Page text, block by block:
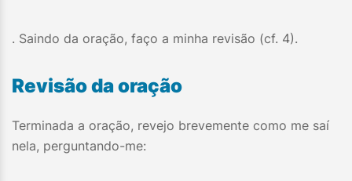
. Saindo da oração, faço a minha revisão (cf. 4).
Revisão da oração
Terminada a oração, revejo brevemente como me saí
nela, perguntando-me: